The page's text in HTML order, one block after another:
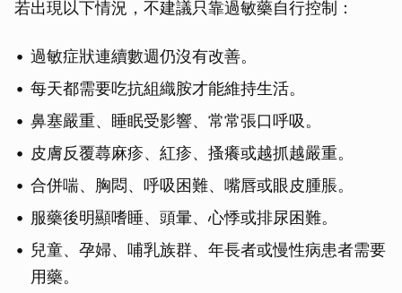
若出現以下情況，不建議只靠過敏藥自行控制：
過敏症狀連續數週仍沒有改善。
每天都需要吃抗組織胺才能維持生活。
鼻塞嚴重、睡眠受影響、常常張口呼吸。
皮膚反覆蕁麻疹、紅疹、搔癢或越抓越嚴重。
合併喘、胸悶、呼吸困難、嘴唇或眼皮腫脹。
服藥後明顯嗜睡、頭暈、心悸或排尿困難。
兒童、孕婦、哺乳族群、年長者或慢性病患者需要
用藥。